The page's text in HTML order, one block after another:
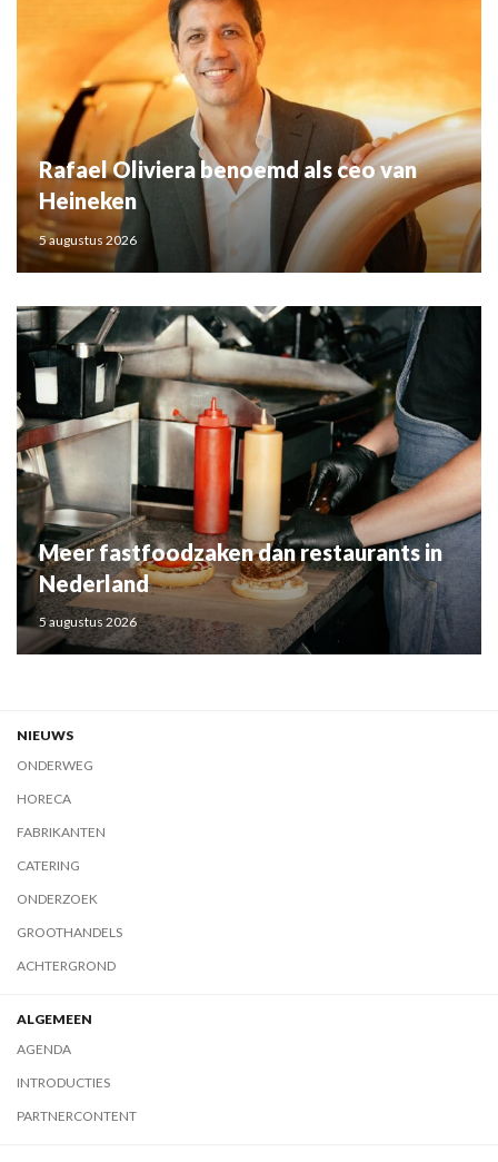
Rafael Oliviera benoemd als ceo van
Heineken
5 augustus 2026
Meer fastfoodzaken dan restaurants in
Nederland
5 augustus 2026
NIEUWS
ONDERWEG
HORECA
FABRIKANTEN
CATERING
ONDERZOEK
GROOTHANDELS
ACHTERGROND
ALGEMEEN
AGENDA
INTRODUCTIES
PARTNERCONTENT